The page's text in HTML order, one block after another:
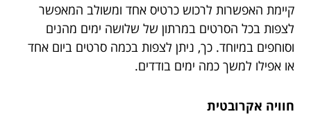
קיימת האפשרות לרכוש כרטיס אחד ומשולב המאפשר
לצפות בכל הסרטים במרתון של שלושה ימים מהנים
וסוחפים במיוחד. כך, ניתן לצפות בכמה סרטים ביום אחד
או אפילו למשך כמה ימים בודדים.
חוויה אקרובטית